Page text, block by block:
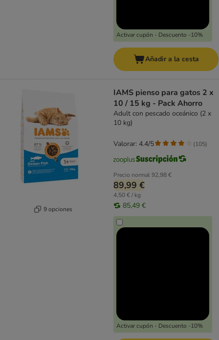
Activar cupón - Descuento -10%
Añadir a la cesta
9 opciones
IAMS pienso para gatos 2 x
10 / 15 kg - Pack Ahorro
Adult con pescado oceánico (2 x
10 kg)
Precio normal92,98 €
89,99 €
4,50 € / kg
85,49 €
Activar cupón - Descuento -10%
Valorar: 4.4/5 (105)